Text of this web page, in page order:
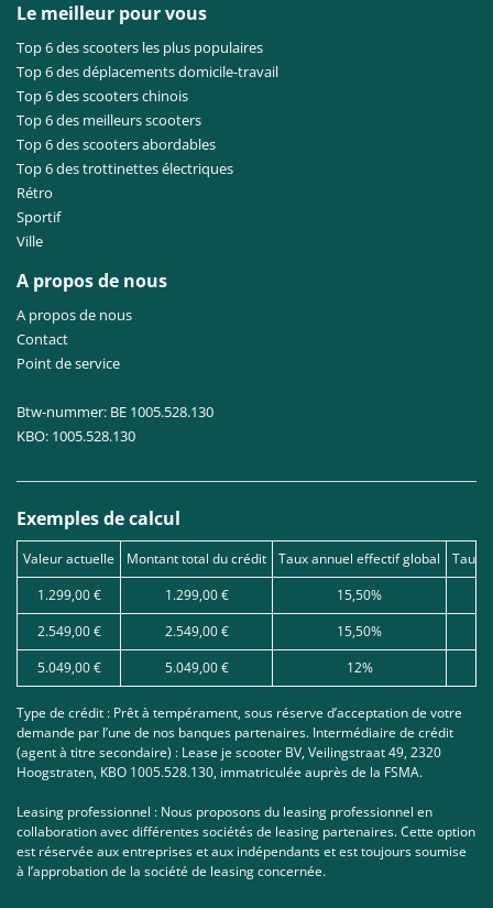
Le meilleur pour vous
Top 6 des scooters les plus populaires
Top 6 des déplacements domicile-travail
Top 6 des scooters chinois
Top 6 des meilleurs scooters
Top 6 des scooters abordables
Top 6 des trottinettes électriques
Rétro
Sportif
Ville
A propos de nous
A propos de nous
Contact
Point de service
Btw-nummer: BE 1005.528.130
KBO: 1005.528.130
Exemples de calcul
Valeur actuelle Montant total du crédit Taux annuel effectif global
Taux
1.299,00 €
1.299,00 €
15,50%
2.549,00 €
2.549,00 €
15,50%
5.049,00 €
5.049,00 € 12%
Type de crédit : Prêt à tempérament, sous réserve d’acceptation de votre
demande par l’une de nos banques partenaires. Intermédiaire de crédit
(agent à titre secondaire) : Lease je scooter BV, Veilingstraat 49, 2320
Hoogstraten, KBO 1005.528.130, immatriculée auprès de la FSMA.
Leasing professionnel : Nous proposons du leasing professionnel en
collaboration avec différentes sociétés de leasing partenaires. Cette option
est réservée aux entreprises et aux indépendants et est toujours soumise
à l’approbation de la société de leasing concernée.